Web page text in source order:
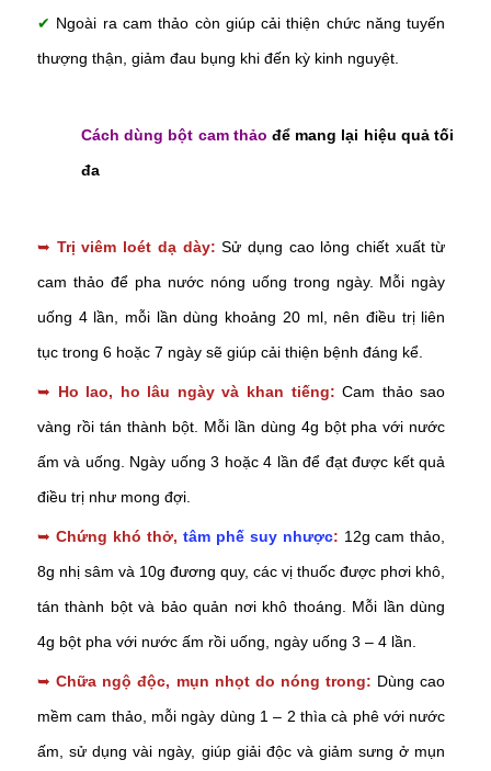
✔ Ngoài ra cam thảo còn giúp cải thiện chức năng tuyến
thượng thận, giảm đau bụng khi đến kỳ kinh nguyệt.
Cách dùng bột cam thảo để mang lại hiệu quả tối
đa
➥ Trị viêm loét dạ dày: Sử dụng cao lỏng chiết xuất từ
cam thảo để pha nước nóng uống trong ngày. Mỗi ngày
uống 4 lần, mỗi lần dùng khoảng 20 ml, nên điều trị liên
tục trong 6 hoặc 7 ngày sẽ giúp cải thiện bệnh đáng kể.
➥ Ho lao, ho lâu ngày và khan tiếng: Cam thảo sao
vàng rồi tán thành bột. Mỗi lần dùng 4g bột pha với nước
ấm và uống. Ngày uống 3 hoặc 4 lần để đạt được kết quả
điều trị như mong đợi.
➥ Chứng khó thở, tâm phế suy nhược: 12g cam thảo,
8g nhị sâm và 10g đương quy, các vị thuốc được phơi khô,
tán thành bột và bảo quản nơi khô thoáng. Mỗi lần dùng
4g bột pha với nước ấm rồi uống, ngày uống 3 – 4 lần.
➥ Chữa ngộ độc, mụn nhọt do nóng trong: Dùng cao
mềm cam thảo, mỗi ngày dùng 1 – 2 thìa cà phê với nước
ấm, sử dụng vài ngày, giúp giải độc và giảm sưng ở mụn